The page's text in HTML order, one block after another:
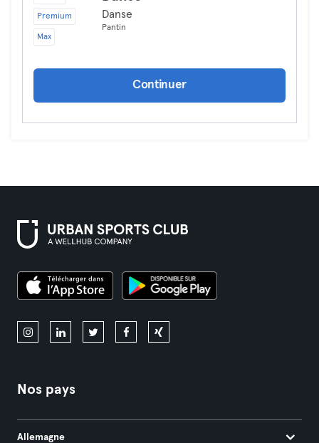
Premium
Max
Danse
Pantin
Continuer
Nos pays
Allemagne